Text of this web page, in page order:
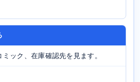
ック、在庫確認先を見ます。